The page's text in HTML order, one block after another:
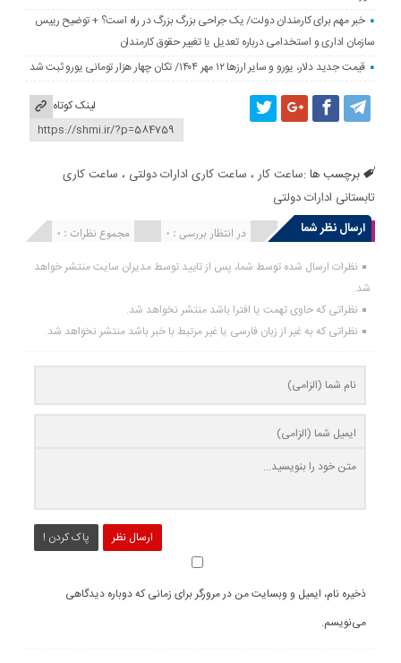
خبر مهم برای کارمندان دولت/ یک جراحی بزرگ بزرگ در راه است؟ + توضیح رییس
سازمان اداری و استخدامی درباره تعدیل یا تغییر حقوق کارمندان
قیمت جدید دلار، یورو و سایر ارزها ۱۲ مهر ۱۴۰۴/ تکان چهار هزار تومانی یورو ثبت شد
لینک کوتاه
برچسب ها :ساعت کار ، ساعت کاری ادارات دولتی ، ساعت کاری
تابستانی ادارات دولتی
ارسال نظر شما
مجموع نظرات : 0 در انتظار بررسی : 0 انتشار یافته : 0
نظرات ارسال شده توسط شما، پس از تایید توسط مدیران سایت منتشر خواهد
شد.
نظراتی که حاوی تهمت یا افترا باشد منتشر نخواهد شد.
نظراتی که به غیر از زبان فارسی یا غیر مرتبط با خبر باشد منتشر نخواهد شد.
ارسال نظر پاک کردن !
ذخیره نام، ایمیل و وبسایت من در مرورگر برای زمانی که دوباره دیدگاهی
می‌نویسم.